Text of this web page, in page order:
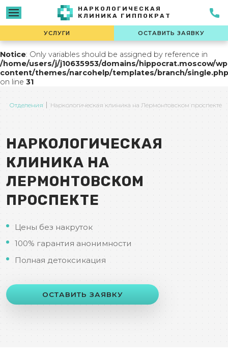
НАРКОЛОГИЧЕСКАЯ
КЛИНИКА ГИППОКРАТ
УСЛУГИ ОСТАВИТЬ ЗАЯВКУ
Notice: Only variables should be assigned by reference in
/home/users/j/j10635953/domains/hippocrat.moscow/
content/themes/narcohelp/templates/branch/single.php
on line 31
Отделения Наркологическая клиника на Лермонтовском проспекте
НАРКОЛОГИЧЕСКАЯ
КЛИНИКА НА
ЛЕРМОНТОВСКОМ
ПРОСПЕКТЕ
Цены без накруток
100% гарантия анонимности
Полная детоксикация
ОСТАВИТЬ ЗАЯВКУ